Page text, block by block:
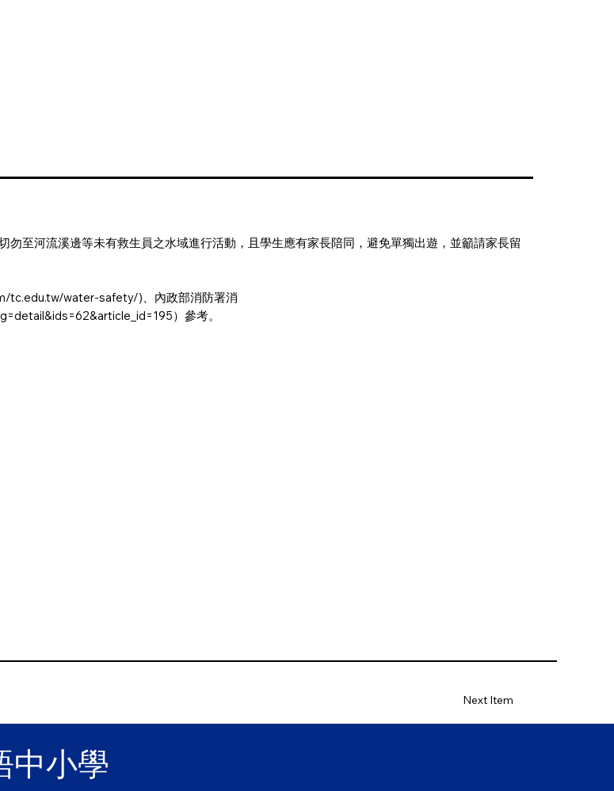
至河流溪邊等未有救生員之水域進行活動，且學生應有家長陪同，避免單獨出遊，並籲請家長留
tc.edu.tw/water-safety/)、內政部消防署消
）參考。
Next Item
中小學